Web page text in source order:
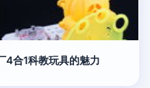
4合1科教玩具的魅力